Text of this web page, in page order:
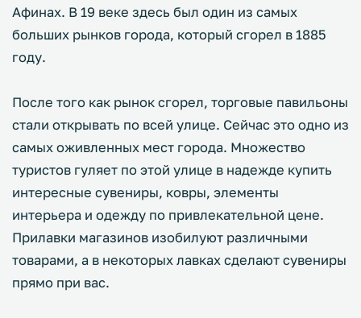
Афинах. В 19 веке здесь был один из самых
больших рынков города, который сгорел в 1885
году.
После того как рынок сгорел, торговые павильоны
стали открывать по всей улице. Сейчас это одно из
самых оживленных мест города. Множество
туристов гуляет по этой улице в надежде купить
интересные сувениры, ковры, элементы
интерьера и одежду по привлекательной цене.
Прилавки магазинов изобилуют различными
товарами, а в некоторых лавках сделают сувениры
прямо при вас.